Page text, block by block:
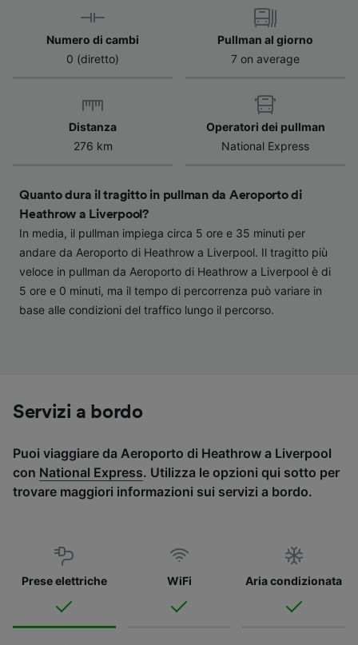
Numero di cambi
0 (diretto)
Pullman al giorno
7 on average
Distanza
276 km
Operatori dei pullman
National Express
Quanto dura il tragitto in pullman da Aeroporto di
Heathrow a Liverpool?
In media, il pullman impiega circa 5 ore e 35 minuti per
andare da Aeroporto di Heathrow a Liverpool. Il tragitto più
veloce in pullman da Aeroporto di Heathrow a Liverpool è di
5 ore e 0 minuti, ma il tempo di percorrenza può variare in
base alle condizioni del traffico lungo il percorso.
Servizi a bordo
Puoi viaggiare da Aeroporto di Heathrow a Liverpool
con National Express. Utilizza le opzioni qui sotto per
trovare maggiori informazioni sui servizi a bordo.
Prese elettriche WiFi Aria condizionata
Scansione attiva delle caratteristiche del
dispositivo ai fini dell’identificazione.
Archiviare informazioni su dispositivo e/o
accedervi. Pubblicità e contenuti
dei contenuti e degli annunci, ricerche sul
pubblico, sviluppo di servizi.
Elenco dei partner (fornitori)